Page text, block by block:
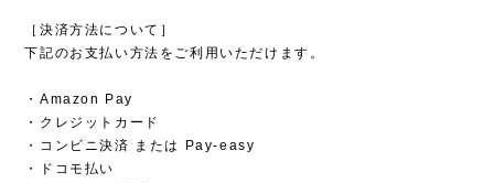
［決済方法について］
下記のお支払い方法をご利用いただけます。
・Amazon Pay
・クレジットカード
・コンビニ決済 または Pay-easy
・ドコモ払い